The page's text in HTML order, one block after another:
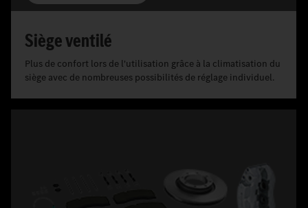
Siège ventilé
Plus de confort lors de l'utilisation grâce à la climatisation du
siège avec de nombreuses possibilités de réglage individuel.